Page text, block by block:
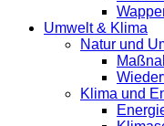
Umwelt & Klima
Natur und
Klima und